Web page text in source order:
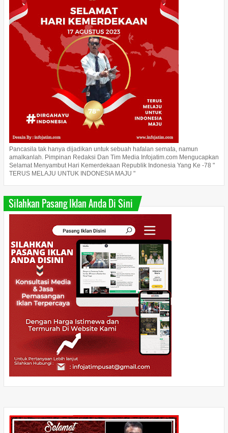
Pancasila tak hanya dijadikan untuk sebuah hafalan semata, namun
amalkanlah. Pimpinan Redaksi Dan Tim Media Infojatim.com Mengucapkan
Selamat Menyambut Hari Kemerdekaan Republik Indonesia Yang Ke -78 "
TERUS MELAJU UNTUK INDONESIA MAJU "
Silahkan Pasang Iklan Anda Di Sini